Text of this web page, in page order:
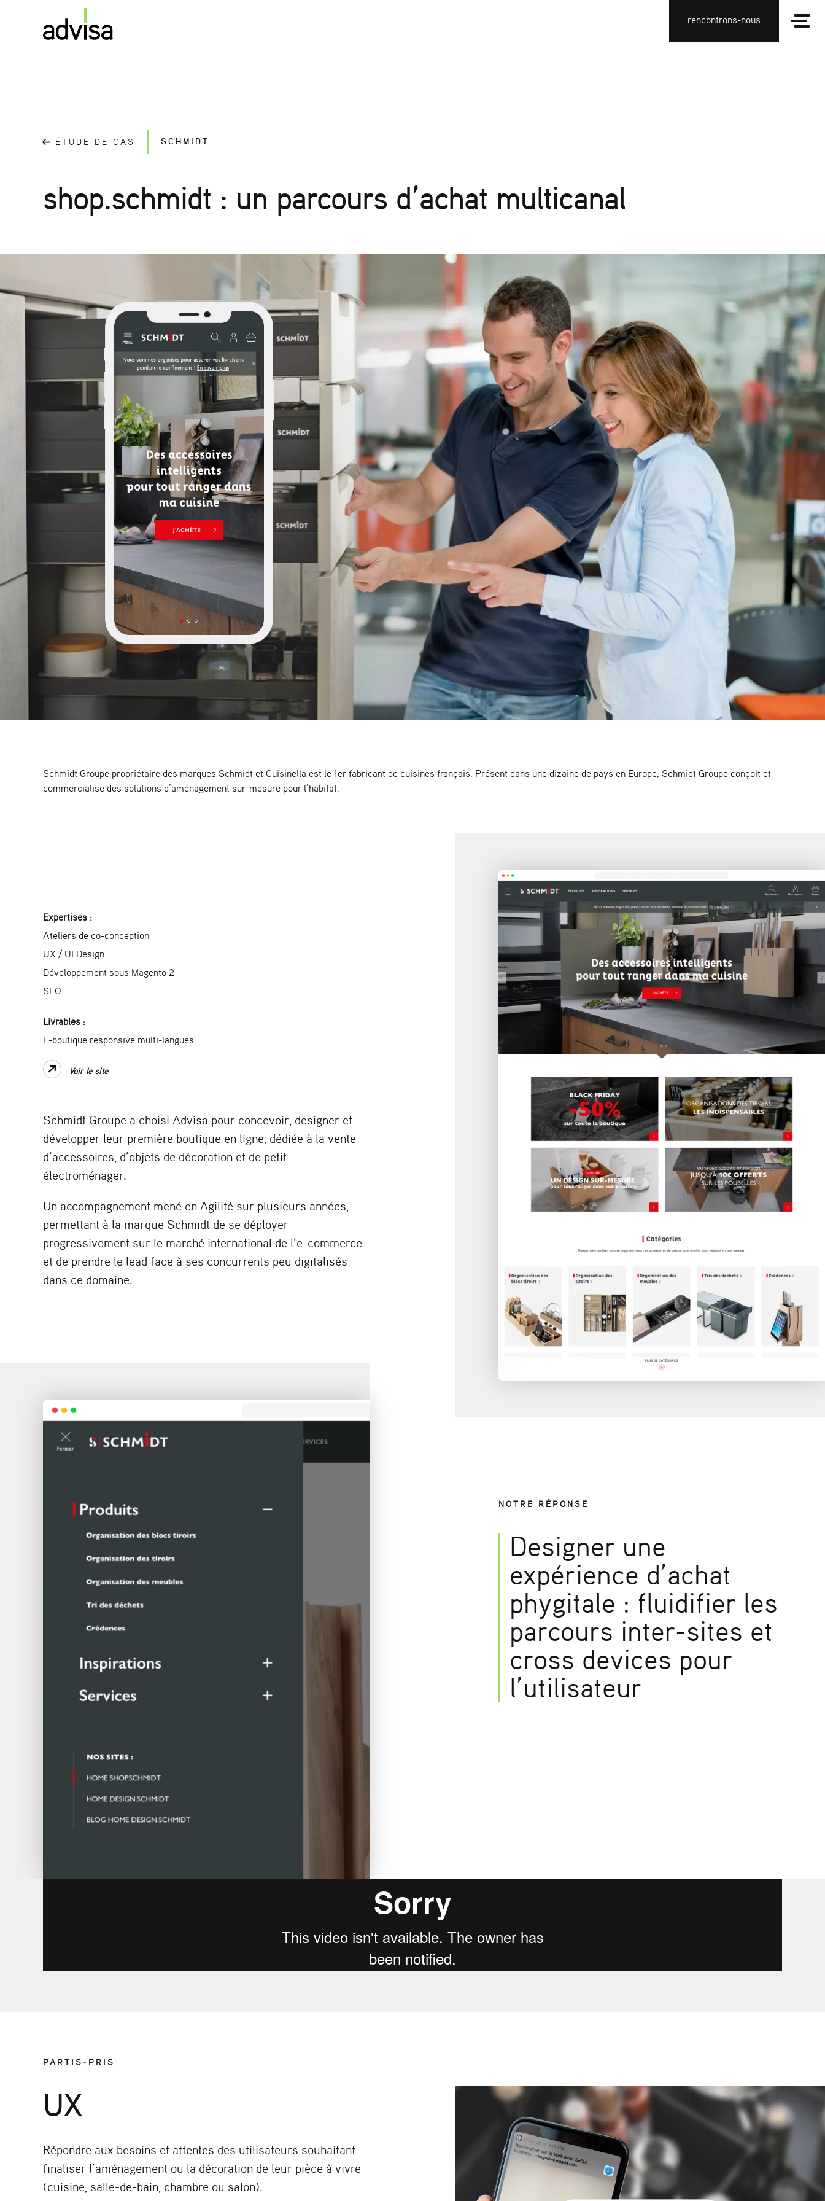
rencontrons-nous
ÉTUDE DE CAS SCHMIDT
shop.schmidt : un parcours d’achat multicanal
Schmidt Groupe propriétaire des marques Schmidt et Cuisinella est le 1er fabricant de cuisines français. Présent dans une dizaine de pays en Europe, Schmidt Groupe conçoit et
commercialise des solutions d’aménagement sur-mesure pour l’habitat.
Expertises :
Ateliers de co-conception
UX / UI Design
Développement sous Magento 2
SEO
Livrables :
E-boutique responsive multi-langues
Voir le site
Schmidt Groupe a choisi Advisa pour concevoir, designer et
développer leur première boutique en ligne, dédiée à la vente
d’accessoires, d’objets de décoration et de petit
électroménager.
Un accompagnement mené en Agilité sur plusieurs années,
permettant à la marque Schmidt de se déployer
progressivement sur le marché international de l’e-commerce
et de prendre le lead face à ses concurrents peu digitalisés
dans ce domaine.
NOTRE RÉPONSE
Designer une
expérience d’achat
phygitale : fluidifier les
parcours inter-sites et
cross devices pour
l’utilisateur
PARTIS-PRIS
UX
Répondre aux besoins et attentes des utilisateurs souhaitant
finaliser l’aménagement ou la décoration de leur pièce à vivre
(cuisine, salle-de-bain, chambre ou salon).